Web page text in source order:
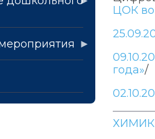
ЦОК
года»/